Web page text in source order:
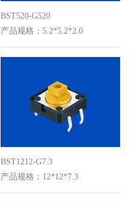
BST520-G520
产品规格：5.2*5.2*2.0
BST1212-G7.3
产品规格：12*12*7.3